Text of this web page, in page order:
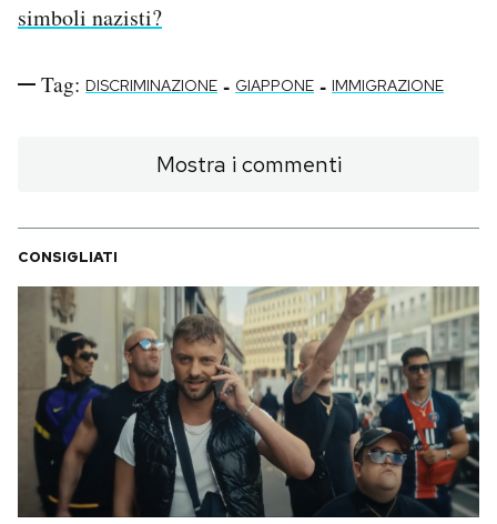
simboli nazisti?
Tag: DISCRIMINAZIONE - GIAPPONE - IMMIGRAZIONE
Mostra i commenti
CONSIGLIATI